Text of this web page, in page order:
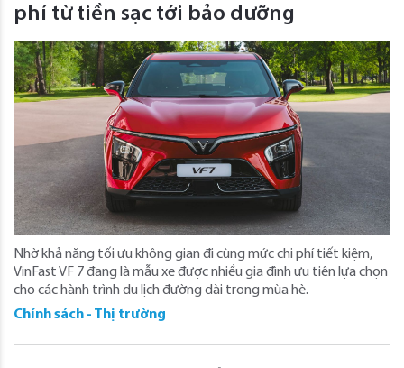
phí từ tiền sạc tới bảo dưỡng
Nhờ khả năng tối ưu không gian đi cùng mức chi phí tiết kiệm,
VinFast VF 7 đang là mẫu xe được nhiều gia đình ưu tiên lựa chọn
cho các hành trình du lịch đường dài trong mùa hè.
Chính sách - Thị trường